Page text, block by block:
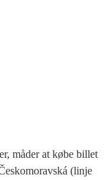
måder at købe billet
(linje